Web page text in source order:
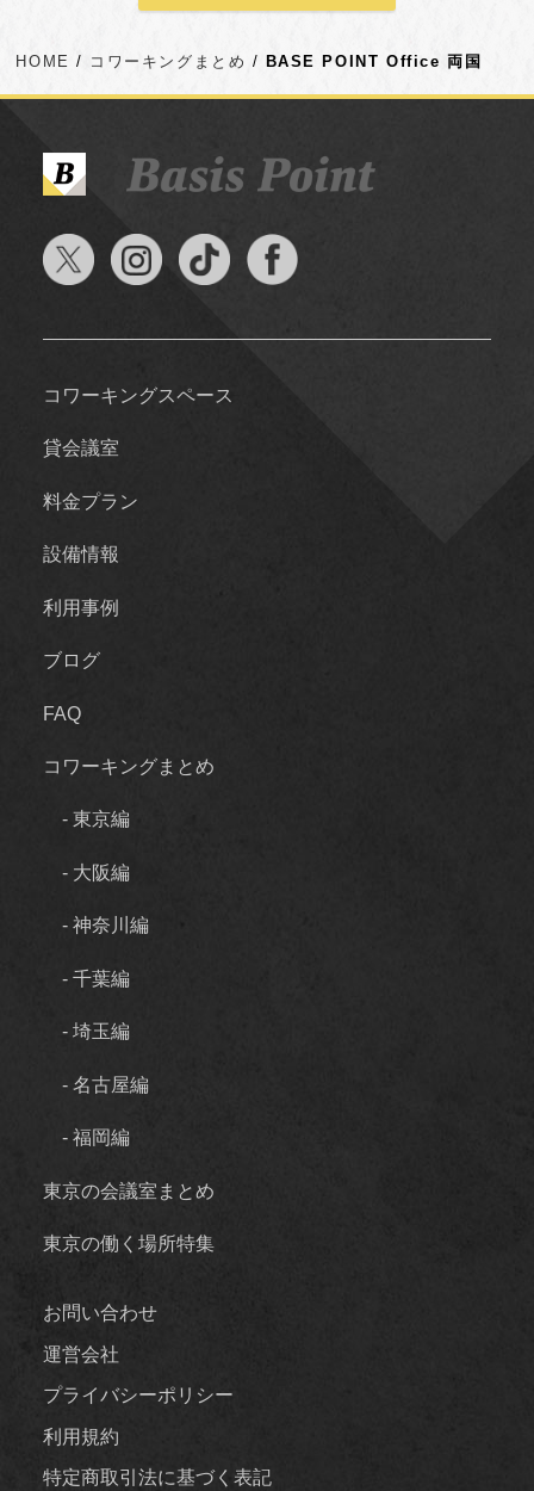
HOME コワーキングまとめ BASE POINT Office 両国
コワーキングスペース
貸会議室
料金プラン
設備情報
利用事例
ブログ
FAQ
コワーキングまとめ
- 東京編
- 大阪編
- 神奈川編
- 千葉編
- 埼玉編
- 名古屋編
- 福岡編
東京の会議室まとめ
東京の働く場所特集
お問い合わせ
運営会社
プライバシーポリシー
利用規約
特定商取引法に基づく表記